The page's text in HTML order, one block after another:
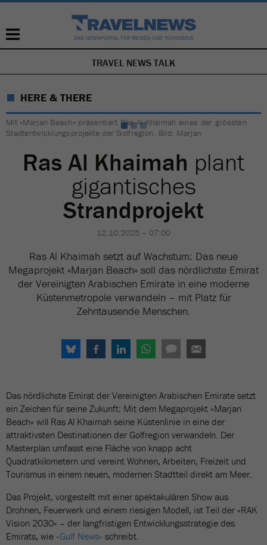
NAVIGATION
ÜBERSPRINGEN
TRAVEL NEWS TALK
HERE & THERE
Mit «Marjan Beach» präsentiert Ras Al Khaimah eines der grössten
Stadtentwicklungsprojekte der Golfregion. Bild: Marjan
Ras Al Khaimah plant
gigantisches
Strandprojekt
12.10.2025 – 07:00
Ras Al Khaimah setzt auf Wachstum: Das neue
Megaprojekt «Marjan Beach» soll das nördlichste Emirat
der Vereinigten Arabischen Emirate in eine moderne
Küstenmetropole verwandeln – mit Platz für
Zehntausende Menschen.
Das nördlichste Emirat der Vereinigten Arabischen Emirate setzt
ein Zeichen für seine Zukunft: Mit dem Megaprojekt «Marjan
Beach» will Ras Al Khaimah seine Küstenlinie in eine der
attraktivsten Destinationen der Golfregion verwandeln. Der
Masterplan umfasst eine Fläche von knapp acht
Quadratkilometern und vereint Wohnen, Arbeiten, Freizeit und
Tourismus in einem neuen, modernen Stadtteil direkt am Meer.
Das Projekt, vorgestellt mit einer spektakulären Show aus
Drohnen, Feuerwerk und einem riesigen Modell, ist Teil der «RAK
Vision 2030» – der langfristigen Entwicklungsstrategie des
Emirats, wie «Gulf News» schreibt.